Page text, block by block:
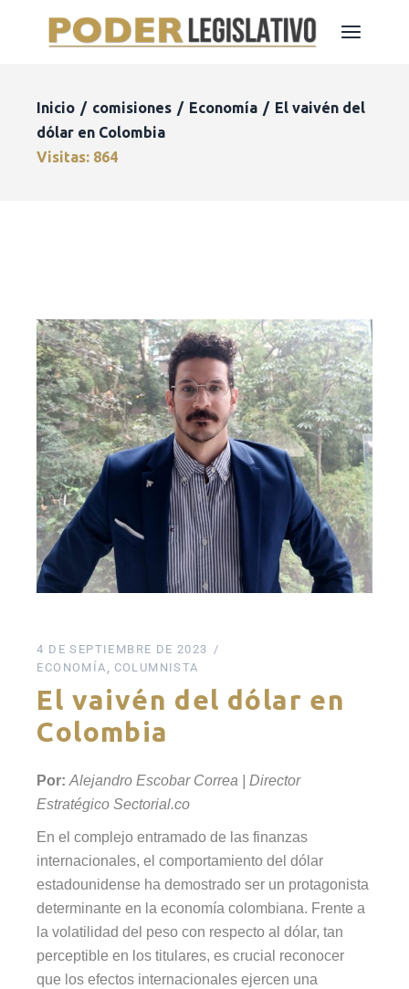
Inicio comisiones Economía
El vaivén del
dólar en Colombia
Visitas: 864
4 DE SEPTIEMBRE DE 2023
ECONOMÍA
COLUMNISTA
El vaivén del dólar en
Colombia
Por:Alejandro Escobar Correa | Director
Estratégico Sectorial.co
En el complejo entramado de las finanzas
internacionales, el comportamiento del dólar
estadounidense ha demostrado ser un protagonista
determinante en la economía colombiana. Frente a
la volatilidad del peso con respecto al dólar, tan
perceptible en los titulares, es crucial reconocer
que los efectos internacionales ejercen una